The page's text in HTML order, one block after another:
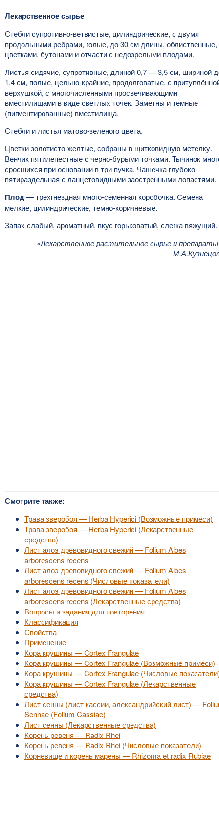
Лекарственное сырье
Стебли супротивно-ветвистые, цилиндрические, с двумя
продольными ребрами, голые, до 30 см длины, облиственные,
цветками, бутонами и отчасти с недозрелыми плодами.
Листья сидячие, супротивные, длиной 0,7 — 3,5 см, шириной
1,4 см, полые, цельно-крайние, продолговатые, с
верхушкой, с многочисленными просвечивающими
вместилищами в виде светлых точек. Заметны и темные
(пигментированные) вместилища.
Стебли и листья матово-зеленого цвета.
Цветки золотисто-желтые, собраны в щитковидную метелку.
Венчик пятилепестные с черно-бурыми точками. Тычинок
сросшихся при основании в три пучка. Чашечка глубоко-
пятираздельная с ланцетовидными заостренными лопастями.
Плод— трехгнездная много-семенная коробочка. Семена
мелкие, цилиндрические, темно-коричневые.
Запах слабый, ароматный, вкус горьковатый, слегка вяжущий.
«Лекарственное растительное сырье и
Смотрите также:
Трава зверобоя — Herba Hyperici (Возможные примеси)
Трава зверобоя — Herba Hyperici (Лекарственные
средства)
Лист алоэ древовидного свежий — Folium Aloes
arborescens recens
Лист алоэ древовидного свежий — Folium Aloes
arborescens recens (Числовые показатели)
Лист алоэ древовидного свежий — Folium Aloes
arborescens recens (Лекарственные средства)
Вопросы и задания для повторения
Классификация
Свойства
Применение
Кора крушины — Cortex Frangulae
Кора крушины — Cortex Frangulae (Возможные примеси)
Кора крушины — Cortex Frangulae (Числовые
Кора крушины — Cortex Frangulae (Лекарственные
средства)
Лист сенны (лист кассии, александрийский лист) —
Sennae (Folium Cassiae)
Лист сенны (Лекарственные средства)
Корень ревеня — Radix Rhei
Корень ревеня — Radix Rhei (Числовые показатели)
Корневище и корень марены — Rhizoma et radix Rubiae